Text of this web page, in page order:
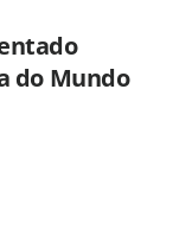
do Mundo